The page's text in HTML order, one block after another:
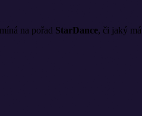
na pořad StarDance, či jaký